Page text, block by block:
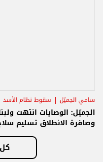
سامي الجميّل سقوط نظام الأسد
الجميّل: الوصايات انتهت
وصافرة الانطلاق تسليم